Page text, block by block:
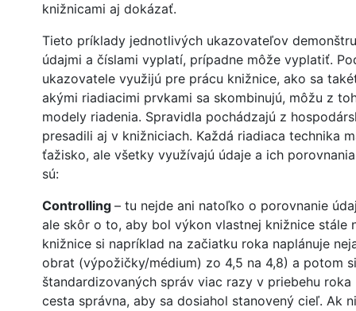
knižnicami aj dokázať.
Tieto príklady jednotlivých ukazovateľov
údajmi a číslami vyplatí, prípadne môže vyplatiť.
ukazovatele využijú pre prácu knižnice, ako sa
akými riadiacimi prvkami sa skombinujú, môžu z
modely riadenia. Spravidla pochádzajú z
presadili aj v knižniciach. Každá riadiaca technika
ťažisko, ale všetky využívajú údaje a ich
sú:
Controlling – tu nejde ani natoľko o porovnanie
ale skôr o to, aby bol výkon vlastnej knižnice stále
knižnice si napríklad na začiatku roka naplánuje
obrat (výpožičky/médium) zo 4,5 na 4,8) a potom
štandardizovaných správ viac razy v priebehu
cesta správna, aby sa dosiahol stanovený cieľ. Ak